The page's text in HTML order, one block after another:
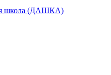
школа (ДАШКА)